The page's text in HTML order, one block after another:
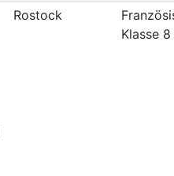
Rostock
Klasse 8